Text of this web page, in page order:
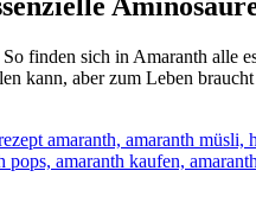
finden sich in Amaranth alle
kann, aber zum Leben